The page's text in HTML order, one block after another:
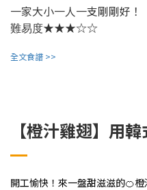
一家大小一人一支剛剛好！
難易度★★★☆☆
全文食譜 >>
【橙汁雞翅】用
開工愉快！來一盤甜滋滋的🍊橙